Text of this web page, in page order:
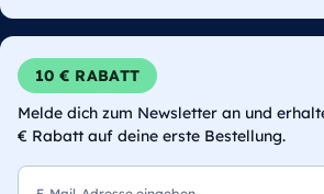
10 € RABATT
Melde dich zum Newsletter an und
€ Rabatt auf deine erste Bestellung.